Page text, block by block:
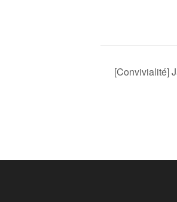
[Convivialité]